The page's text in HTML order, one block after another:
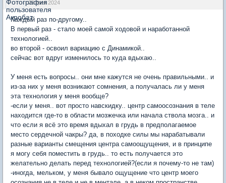
29 фев 2024
Каждый раз по-другому..
В первый раз - стало моей самой ходовой и наработанной
технологией..
во второй - освоил вариацию с Динамикой..
сейчас вот вдруг изменилось то куда вдыхаю..
У меня есть вопросы.. они мне кажутся не очень правильными.. и
из-за них у меня возникают сомнения, а получалась ли у меня
эта технология у меня вообще?
-если у меня.. вот просто навскидку.. центр самоосознания в теле
находится где-то в области мозжечка или начала ствола мозга.. и
что если я всё это время вдыхал в грудь в предполагаемое
место сердечной чакры? да, в походке силы мы нарабатывали
разные варианты смещения центра самоощущения, и в принципе
я могу себя поместить в грудь.. то есть получается это
желательно делать перед технологией?(если я почему-то не там)
-иногда, мельком, у меня бывало ощущение что центр моего